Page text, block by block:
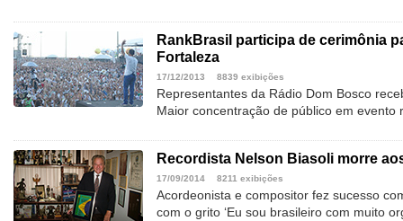
RankBrasil participa de cerimônia
Fortaleza
17/12/2013 8839 exibições
Representantes da Rádio Dom Bosco
Maior concentração de público em evento
Recordista Nelson Biasoli morre
17/09/2014 8211 exibições
Acordeonista e compositor fez sucesso
com o grito ‘Eu sou brasileiro com muito